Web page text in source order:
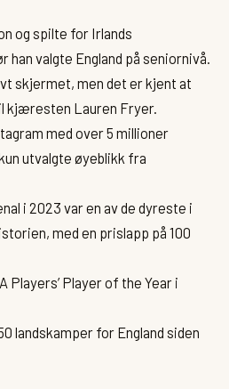
og spilte for Irlands
han valgte England på seniornivå.
skjermet, men det er kjent at
kjæresten Lauren Fryer.
med over 5 millioner
utvalgte øyeblikk fra
i 2023 var en av de dyreste i
med en prislapp på 100
Players’ Player of the Year i
landskamper for England siden